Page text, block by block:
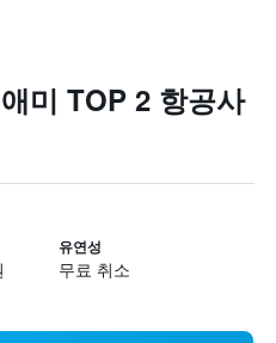
미 TOP 2 항공사
유연성
무료 취소